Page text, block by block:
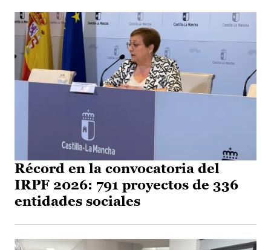
Récord en la convocatoria del
IRPF 2026: 791 proyectos de 336
entidades sociales